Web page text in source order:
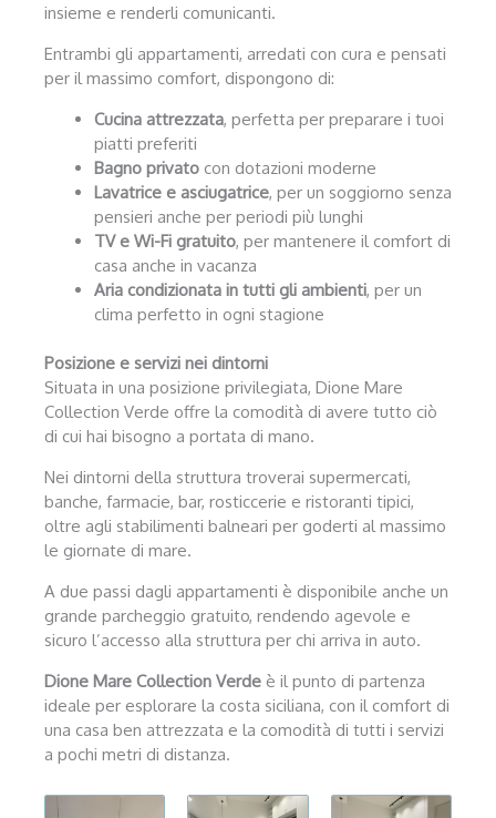
insieme e renderli comunicanti.
Entrambi gli appartamenti, arredati con cura e pensati
per il massimo comfort, dispongono di:
Cucina attrezzata, perfetta per preparare i tuoi
piatti preferiti
Bagno privato con dotazioni moderne
Lavatrice e asciugatrice, per un soggiorno senza
pensieri anche per periodi più lunghi
TV e Wi-Fi gratuito, per mantenere il comfort di
casa anche in vacanza
Aria condizionata in tutti gli ambienti, per un
clima perfetto in ogni stagione
Posizione e servizi nei dintorni
Situata in una posizione privilegiata, Dione Mare
Collection Verde offre la comodità di avere tutto ciò
di cui hai bisogno a portata di mano.
Nei dintorni della struttura troverai supermercati,
banche, farmacie, bar, rosticcerie e ristoranti tipici,
oltre agli stabilimenti balneari per goderti al massimo
le giornate di mare.
A due passi dagli appartamenti è disponibile anche un
grande parcheggio gratuito, rendendo agevole e
sicuro l’accesso alla struttura per chi arriva in auto.
Dione Mare Collection Verde è il punto di partenza
ideale per esplorare la costa siciliana, con il comfort di
una casa ben attrezzata e la comodità di tutti i servizi
a pochi metri di distanza.